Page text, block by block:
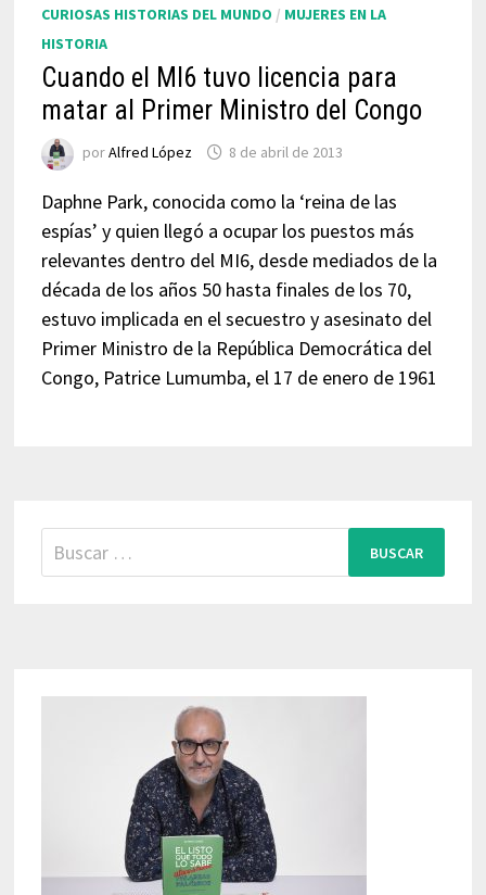
CURIOSAS HISTORIAS DEL MUNDO / MUJERES EN LA
HISTORIA
Cuando el MI6 tuvo licencia para
matar al Primer Ministro del Congo
porAlfred López 8 de abril de 2013
Daphne Park, conocida como la ‘reina de las
espías’ y quien llegó a ocupar los puestos más
relevantes dentro del MI6, desde mediados de la
década de los años 50 hasta finales de los 70,
estuvo implicada en el secuestro y asesinato del
Primer Ministro de la República Democrática del
Congo, Patrice Lumumba, el 17 de enero de 1961
Buscar: